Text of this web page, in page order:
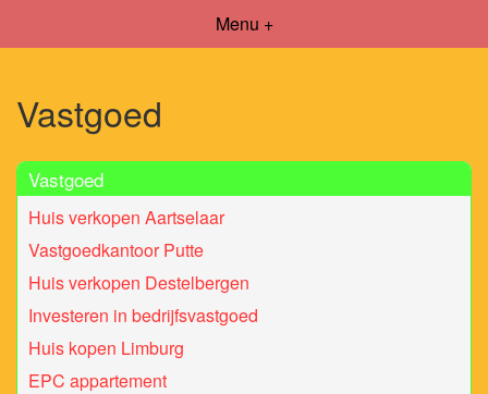
Menu +
Vastgoed
Vastgoed
Huis verkopen Aartselaar
Vastgoedkantoor Putte
Huis verkopen Destelbergen
Investeren in bedrijfsvastgoed
Huis kopen Limburg
EPC appartement